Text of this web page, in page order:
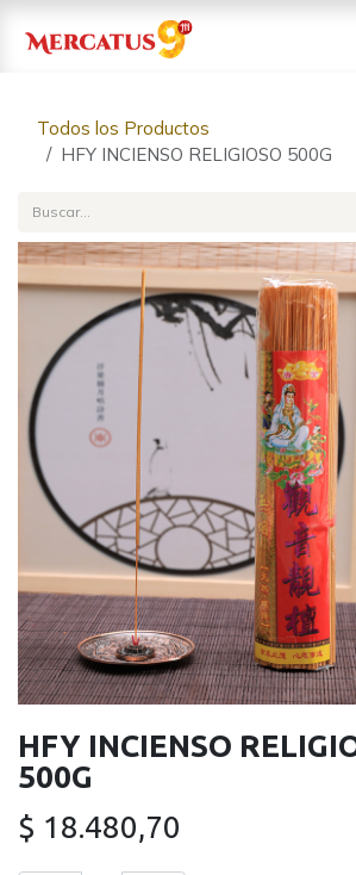
Todos los Productos
HFY INCIENSO RELIGIOSO 500G
HFY INCIENSO
500G
$ 18.480,70